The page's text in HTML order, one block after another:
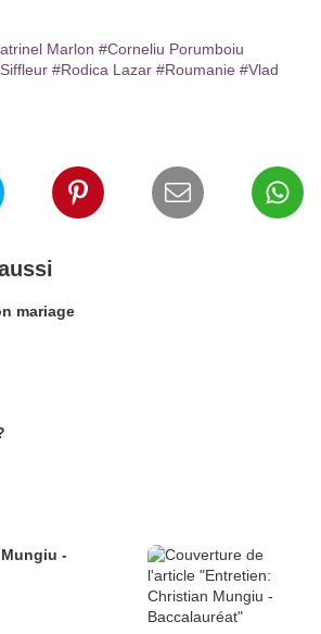
Marlon #Corneliu Porumboiu
#Rodica Lazar #Roumanie #Vlad
mariage
-